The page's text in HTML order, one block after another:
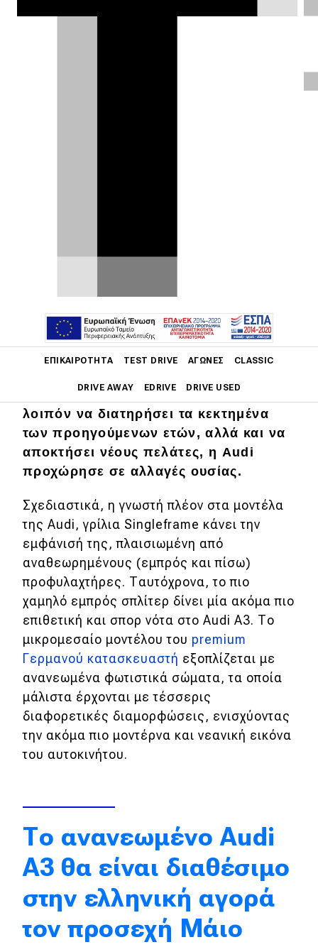
ΕΠΙΚΑΙΡΌΤΗΤΑ TEST DRIVE ΑΓΏΝΕΣ CLASSIC
DRIVE AWAY EDRIVE DRIVE USED
Επικαιρότητα
Νέα μοντέλα
Πρωτότυπα
Ελλάδα
Κόσμος
Τεχνολογία
Ασφάλεια
Αγορά
Απόψεις
Test Drive
Δοκιμή
Αγώνες
WRC
Motorsport
Από το 1996 που πρωτοεμφανίστηκε
μέχρι και σήμερα, το Audi A3 αποτελεί
κομμάτι για το Ingolstadt. Θέλοντας
λοιπόν να διατηρήσει τα κεκτημένα
των προηγούμενων ετών, αλλά και να
αποκτήσει νέους πελάτες, η Audi
προχώρησε σε αλλαγές ουσίας.
Σχεδιαστικά, η γνωστή πλέον στα μοντέλα
της Audi, γρίλια Singleframe κάνει την
εμφάνισή της, πλαισιωμένη από
αναθεωρημένους (εμπρός και πίσω)
προφυλαχτήρες. Ταυτόχρονα, το πιο
χαμηλό εμπρός σπλίτερ δίνει μία ακόμα πιο
επιθετική και σπορ νότα στο Audi A3. Tο
μικρομεσαίο μοντέλου του premium
Γερμανού κατασκευαστή εξοπλίζεται με
ανανεωμένα φωτιστικά σώματα, τα οποία
μάλιστα έρχονται με τέσσερις
διαφορετικές διαμορφώσεις, ενισχύοντας
την ακόμα πιο μοντέρνα και νεανική εικόνα
του αυτοκινήτου.
Το ανανεωμένο Audi
A3 θα είναι διαθέσιμο
στην ελληνική αγορά
τον προσεχή Μάιο